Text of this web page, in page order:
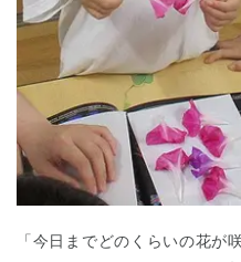
「今日までどのくらいの花が